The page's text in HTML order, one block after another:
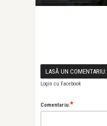
LASĂ UN COMENTARIU:
Login cu Facebook
Comentariu:*